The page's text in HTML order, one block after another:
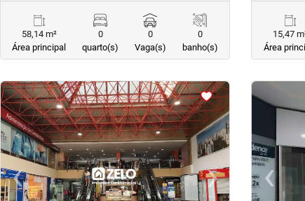
58,14 m²
Área principal
0
quarto(s)
0
Vaga(s)
0
banho(s)
15,47
Área
<<<<
‹Previous ›Next
<
‹